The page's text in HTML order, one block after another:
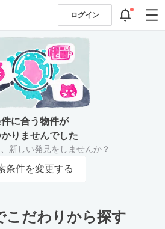
ログイン
に合う物件が
かりませんでした
新しい発見をしませんか？
条件を変更する
こだわりから探す